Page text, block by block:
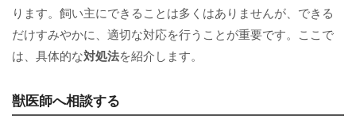
ります。飼い主にできることは多くはありませんが、できる
だけすみやかに、適切な対応を行うことが重要です。ここで
は、具体的な対処法を紹介します。
獣医師へ相談する